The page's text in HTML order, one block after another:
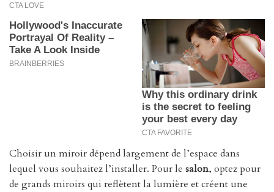
Choisir un miroir dépend largement de l’espace dans
lequel vous souhaitez l’installer. Pour le salon, optez pour
de grands miroirs qui reflètent la lumière et créent une